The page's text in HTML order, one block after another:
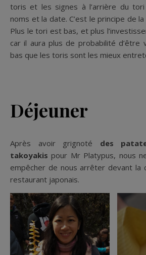
toris et les signes à l’arrière du
noms et la date. C’est le principe de
Plus le tori est bas, et plus
car il aura plus de probabilité d’être
bas que les toris sont les mieux
Déjeuner
Après avoir grignoté des
takoyakis pour Mr Platypus, nous
empêcher de nous arrêter devant la
restaurant japonais.